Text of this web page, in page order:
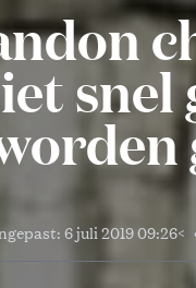
snel
6 juli 2019 09:26<